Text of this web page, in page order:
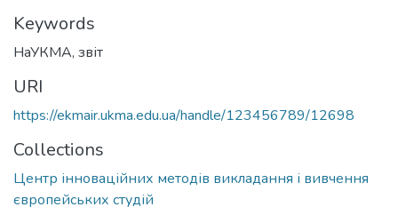
Keywords
НаУКМА, звіт
URI
https://ekmair.ukma.edu.ua/handle/123456789/12698
Collections
Центр інноваційних методів викладання і вивчення
європейських студій